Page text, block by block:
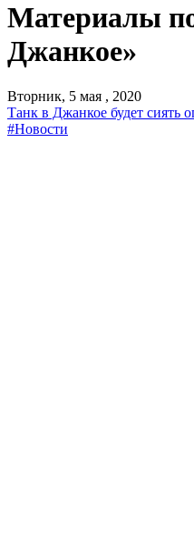
Материалы
Джанкое»
Вторник, 5 мая , 2020
Танк в Джанкое будет сиять
#Новости